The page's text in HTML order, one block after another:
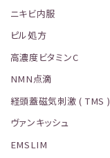
ニキビ内服
ピル処方
高濃度ビタミンC
NMN点滴
経頭蓋磁気刺激 ( TMS )
ヴァンキッシュ
EMSLIM